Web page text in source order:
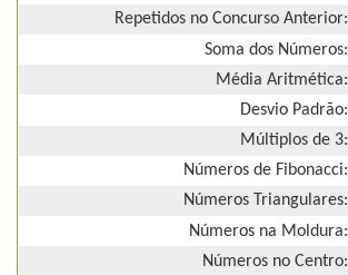
Repetidos no Concurso Anterior:
Soma dos Números:
Média Aritmética:
Desvio Padrão:
Múltiplos de 3:
Números de Fibonacci:
Números Triangulares:
Números na Moldura:
Números no Centro: